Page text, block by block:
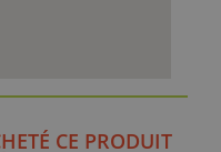
CE PRODUIT